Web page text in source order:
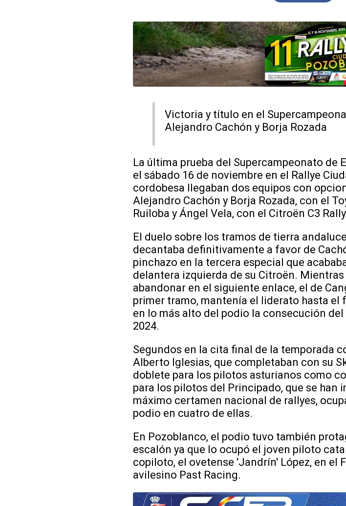
Victoria y título en el
Alejandro Cachón y Borja Rozada
La última prueba del Supercampeonato de
el sábado 16 de noviembre en el Rallye
cordobesa llegaban dos equipos con
Alejandro Cachón y Borja Rozada, con el
Ruiloba y Ángel Vela, con el Citroën C3
El duelo sobre los tramos de tierra
decantaba definitivamente a favor de
pinchazo en la tercera especial que
delantera izquierda de su Citroën.
abandonar en el siguiente enlace, el de
primer tramo, mantenía el liderato hasta
en lo más alto del podio la consecución
2024.
Segundos en la cita final de la temporada
Alberto Iglesias, que completaban con su
doblete para los pilotos asturianos como
para los pilotos del Principado, que se han
máximo certamen nacional de rallyes,
podio en cuatro de ellas.
En Pozoblanco, el podio tuvo también
escalón ya que lo ocupó el joven piloto
copiloto, el ovetense 'Jandrín' López, en el
avilesino Past Racing.